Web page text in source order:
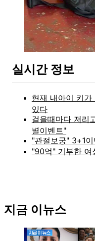
실시간 정보
지금 이뉴스